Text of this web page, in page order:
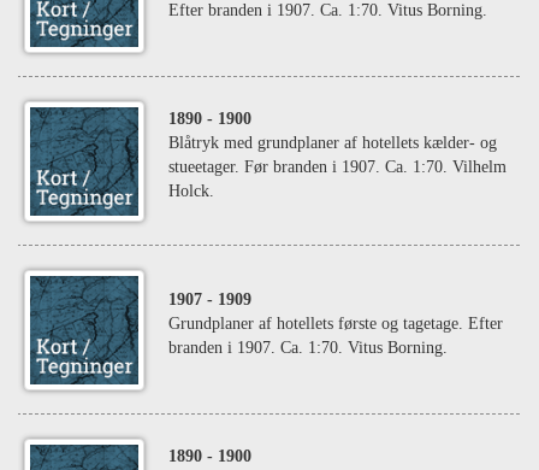
Efter branden i 1907. Ca. 1:70. Vitus Borning.
1890 - 1900
Blåtryk med grundplaner af hotellets kælder- og
stueetager. Før branden i 1907. Ca. 1:70. Vilhelm
Holck.
1907 - 1909
Grundplaner af hotellets første og tagetage. Efter
branden i 1907. Ca. 1:70. Vitus Borning.
1890 - 1900